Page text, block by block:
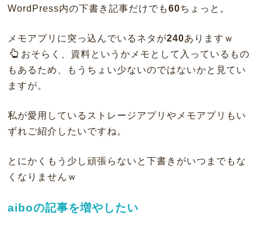
WordPress内の下書き記事だけでも60ちょっと。
メモアプリに突っ込んでいるネタが240ありますｗ
おそらく、資料というかメモとして入っているもの
もあるため、もうちょい少ないのではないかと見てい
ますが。
私が愛用しているストレージアプリやメモアプリもい
ずれご紹介したいですね。
とにかくもう少し頑張らないと下書きがいつまでもな
くなりませんｗ
aiboの記事を増やしたい